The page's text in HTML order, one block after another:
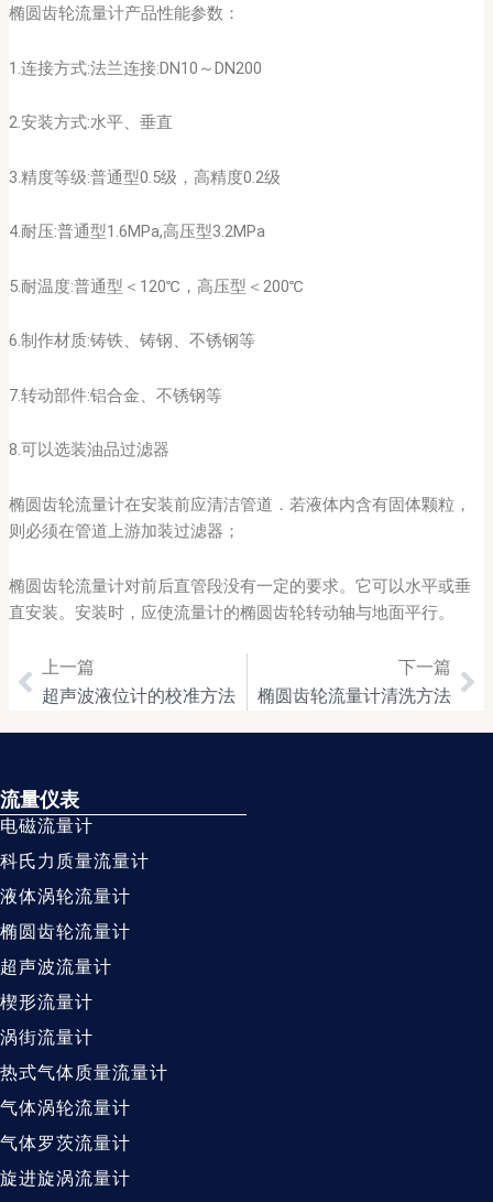
椭圆齿轮流量计产品性能参数：
1.连接方式:法兰连接:DN10～DN200
2.安装方式:水平、垂直
3.精度等级:普通型0.5级，高精度0.2级
4.耐压:普通型1.6MPa,高压型3.2MPa
5.耐温度:普通型＜120℃，高压型＜200℃
6.制作材质:铸铁、铸钢、不锈钢等
7.转动部件:铝合金、不锈钢等
8.可以选装油品过滤器
椭圆齿轮流量计在安装前应清洁管道．若液体内含有固体颗粒，
则必须在管道上游加装过滤器；
椭圆齿轮流量计对前后直管段没有一定的要求。它可以水平或垂
直安装。安装时，应使流量计的椭圆齿轮转动轴与地面平行。
Prev
上一篇
超声波液位计的校准方法
下一篇
椭圆齿轮流量计清洗方法
流量仪表
电磁流量计
科氏力质量流量计
液体涡轮流量计
椭圆齿轮流量计
超声波流量计
楔形流量计
涡街流量计
热式气体质量流量计
气体涡轮流量计
气体罗茨流量计
旋进旋涡流量计